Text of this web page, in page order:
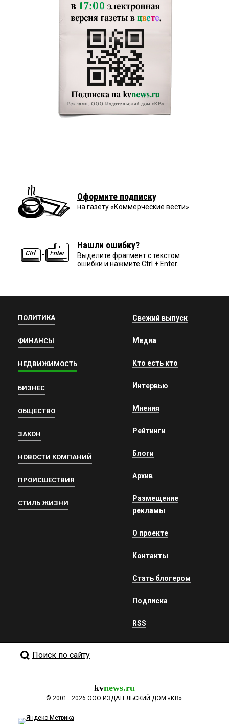
Оформите подписку
на газету «Коммерческие вести»
Нашли ошибку?
Выделите фрагмент с текстом
ошибки и нажмите Ctrl + Enter.
ПОЛИТИКА
ФИНАНСЫ
НЕДВИЖИМОСТЬ
БИЗНЕС
ОБЩЕСТВО
ЗАКОН
НОВОСТИ КОМПАНИЙ
ПРОИСШЕСТВИЯ
СТИЛЬ ЖИЗНИ
Свежий выпуск
Медиа
Кто есть кто
Интервью
Мнения
Рейтинги
Блоги
Архив
Размещение
рекламы
О проекте
Контакты
Стать блогером
Подписка
RSS
Поиск по сайту
kvnews.ru
© 2001—2026 ООО ИЗДАТЕЛЬСКИЙ ДОМ «КВ».